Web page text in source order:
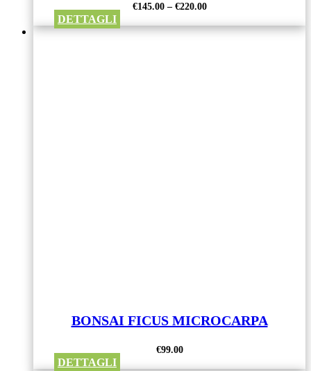
€145.00– €220.00
DETTAGLI
BONSAI FICUS MICROCARPA
€99.00
DETTAGLI